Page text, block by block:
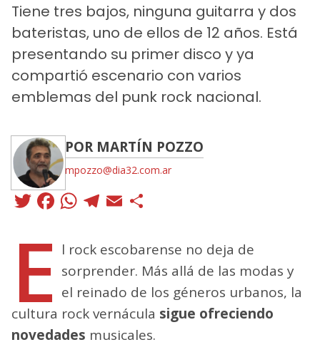
Tiene tres bajos, ninguna guitarra y dos
bateristas, uno de ellos de 12 años. Está
presentando su primer disco y ya
compartió escenario con varios
emblemas del punk rock nacional.
POR MARTÍN POZZO
mpozzo@dia32.com.ar
Twitter
Facebook
WhatsApp
Telegram
Email
E l rock escobarense no deja de
sorprender. Más allá de las modas y
el reinado de los géneros urbanos, la
cultura rock vernácula sigue ofreciendo
novedades musicales.